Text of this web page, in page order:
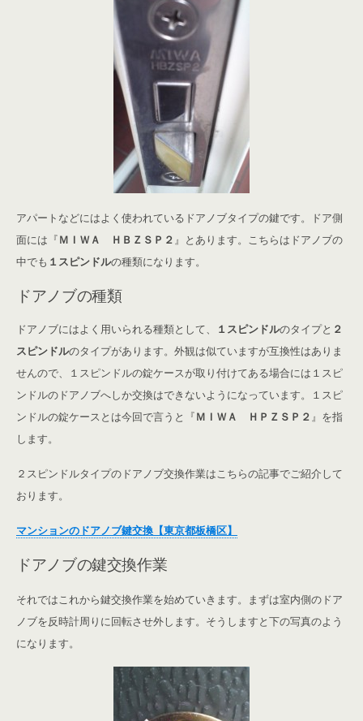
アパートなどにはよく使われているドアノブタイプの鍵です。ドア側
面には『ＭＩＷＡ ＨＢＺＳＰ２ 』とあります。こちらはドアノブの
中でも １スピンドルの種類になります。
ドアノブの種類
ドアノブにはよく用いられる種類として、 １スピンドルのタイプと ２
スピンドルのタイプがあります。外観は似ていますが互換性はありま
せんので、１スピンドルの錠ケースが取り付けてある場合には１スピ
ンドルのドアノブへしか交換はできないようになっています。１スピ
ンドルの錠ケースとは今回で言うと『ＭＩＷＡ ＨＰＺＳＰ２ 』を指
します。
２スピンドルタイプのドアノブ交換作業はこちらの記事でご紹介して
おります。
マンションのドアノブ鍵交換【東京都板橋区】
ドアノブの鍵交換作業
それではこれから鍵交換作業を始めていきます。まずは室内側のドア
ノブを反時計周りに回転させ外します。そうしますと下の写真のよう
になります。